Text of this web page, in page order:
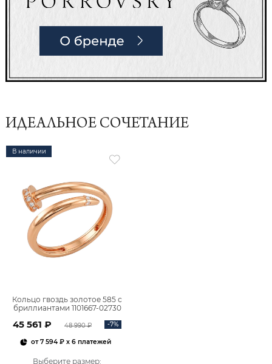
ИДЕАЛЬНОЕ СОЧЕТАНИЕ
В наличии
Кольцо гвоздь золотое 585 с
бриллиантами 1101667-02730
45 561 ₽ 48 990 ₽ -7%
от7 594 ₽x 6 платежей
Выберите размер: